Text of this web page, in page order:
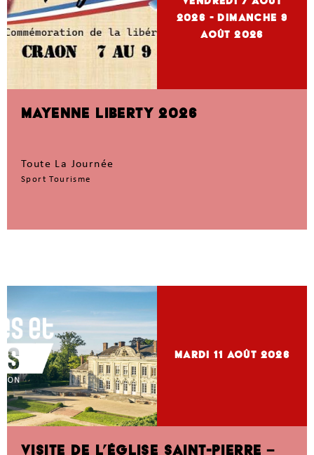
2026 - dimanche 9
Août 2026
MAYENNE LIBERTY 2026
Toute La Journée
Sport Tourisme
mardi 11 Août 2026